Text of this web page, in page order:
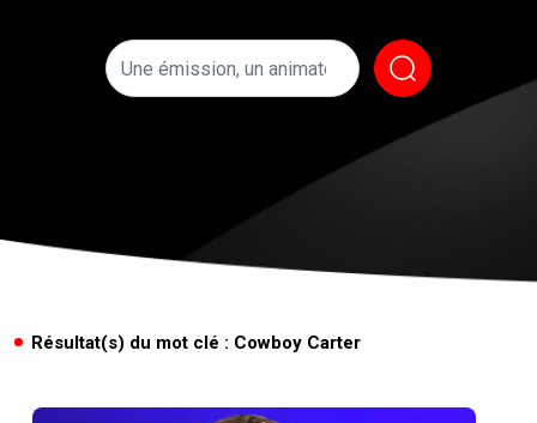
Résultat(s) du mot clé : Cowboy Carter